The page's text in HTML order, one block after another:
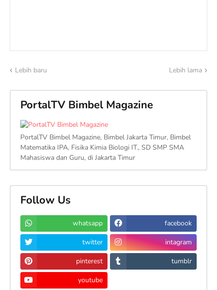
Lebih baru Lebih lama
PortalTV Bimbel Magazine
PortalTV Bimbel Magazine, Bimbel Jakarta Timur, Bimbel
Matematika IPA, Fisika Kimia Biologi IT., SD SMP SMA
Mahasiswa dan Guru, di Jakarta Timur
Follow Us
whatsapp facebook
twitter intagram
pinterest tumblr
youtube